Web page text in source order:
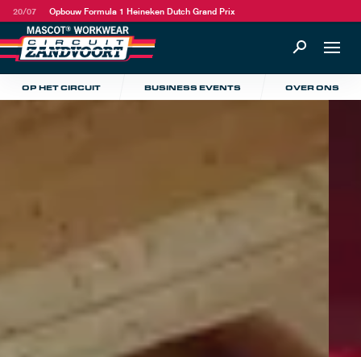
20/07 Opbouw Formula 1 Heineken Dutch Grand Prix
OP HET CIRCUIT BUSINESS EVENTS OVER ONS